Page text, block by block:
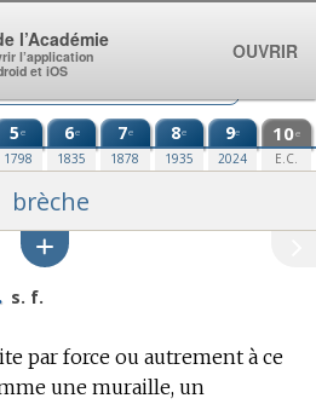
5e
1798
6e
1835
7e
1878
8e
1935
9e
2024
10e
E.C.
brèche
s. f.
par force ou autrement à ce
une muraille, un
l’Académie
l’application
et iOS
OUVRIR